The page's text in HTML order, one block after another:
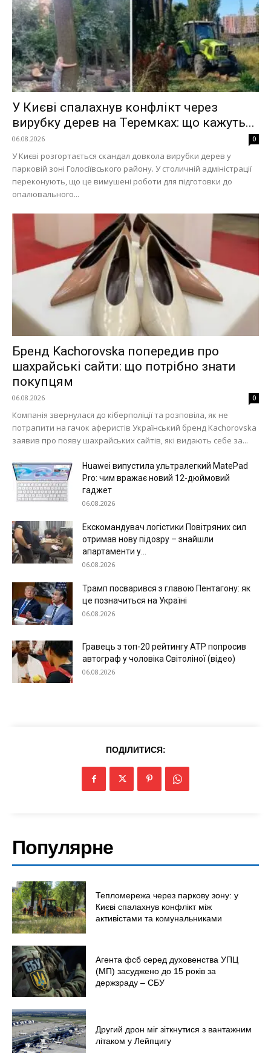
У Києві спалахнув конфлікт через
вирубку дерев на Теремках: що кажуть...
06.08.2026 0
У Києві розгортається скандал довкола вирубки дерев у
парковій зоні Голосіївського району. У столичній адміністрації
переконують, що це вимушені роботи для підготовки до
опалювального...
Бренд Kachorovska попередив про
шахрайські сайти: що потрібно знати
покупцям
06.08.2026 0
Компанія звернулася до кіберполіції та розповіла, як не
потрапити на гачок аферистів Український бренд Kachorovska
заявив про появу шахрайських сайтів, які видають себе за...
Huawei випустила ультралегкий MatePad
Pro: чим вражає новий 12-дюймовий
гаджет
06.08.2026
Екскомандувач логістики Повітряних сил
отримав нову підозру – знайшли
апартаменти у...
06.08.2026
Трамп посварився з главою Пентагону: як
це позначиться на Україні
06.08.2026
Гравець з топ-20 рейтингу ATP попросив
автограф у чоловіка Світоліної (відео)
06.08.2026
ПОДІЛИТИСЯ:
Популярне
Тепломережа через паркову зону: у
Києві спалахнув конфлікт між
активістами та комунальниками
Агента фсб серед духовенства УПЦ
(МП) засуджено до 15 років за
держзраду – СБУ
Другий дрон міг зіткнутися з вантажним
літаком у Лейпцигу